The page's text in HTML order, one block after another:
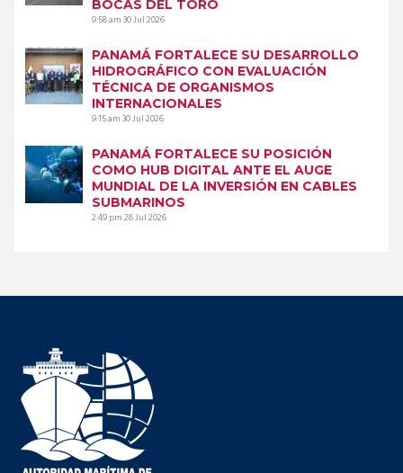
BOCAS DEL TORO
9:58 am30 Jul 2026
PANAMÁ FORTALECE SU DESARROLLO
HIDROGRÁFICO CON EVALUACIÓN
TÉCNICA DE ORGANISMOS
INTERNACIONALES
9:15 am30 Jul 2026
PANAMÁ FORTALECE SU POSICIÓN
COMO HUB DIGITAL ANTE EL AUGE
MUNDIAL DE LA INVERSIÓN EN CABLES
SUBMARINOS
2:49 pm28 Jul 2026